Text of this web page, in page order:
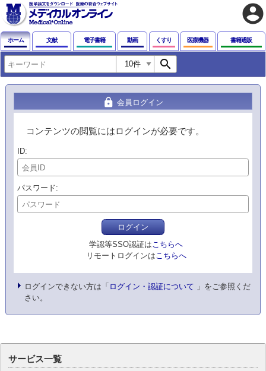
account_circle
ホーム 文献 電子書籍 動画 くすり 医療機器 書籍通販
search
lock 会員ログイン
コンテンツの閲覧にはログインが必要です。
ID
パスワード
ログイン
学認等SSO認証はこちらへ
リモートログインはこちらへ
ログインできない方は「 ログイン・認証について 」をご参照くだ
さい。
サービス一覧